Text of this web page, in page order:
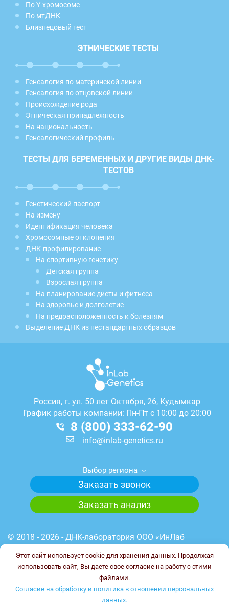
По Y-хромосоме
По мтДНК
Близнецовый тест
ЭТНИЧЕСКИЕ ТЕСТЫ
Генеалогия по материнской линии
Генеалогия по отцовской линии
Происхождение рода
Этническая принадлежность
На национальность
Генеалогический профиль
ТЕСТЫ ДЛЯ БЕРЕМЕННЫХ И ДРУГИЕ ВИДЫ ДНК-
ТЕСТОВ
Генетический паспорт
На измену
Идентификация человека
Хромосомные отклонения
ДНК-профилирование
На спортивную генетику
Детская группа
Взрослая группа
На планирование диеты и фитнеса
На здоровье и долголетие
На предрасположенность к болезням
Выделение ДНК из нестандартных образцов
Россия, г. ул. 50 лет Октября, 26, Кудымкар
График работы компании: Пн-Пт с 10:00 до 20:00
8 (800) 333-62-90
info@inlab-genetics.ru
Выбор региона
Заказать звонок
Заказать анализ
© 2018 - 2026 - ДНК-лаборатория ООО «ИнЛаб
Л041-01148-78/00644845 от 23.03.2023 г. ИНН
7838102187. ОГРН 1227800017851.
Этот сайт использует cookie для хранения данных. Продолжая
использовать сайт, Вы даете свое согласие на работу с этими
файлами.
Согласие на обработку и политика в отношении персональных
данных.